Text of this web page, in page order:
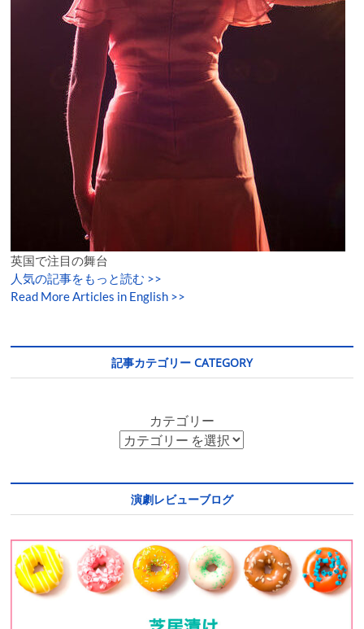
英国で注目の舞台
人気の記事をもっと読む >>
Read More Articles in English >>
記事カテゴリー CATEGORY
カテゴリー
演劇レビューブログ